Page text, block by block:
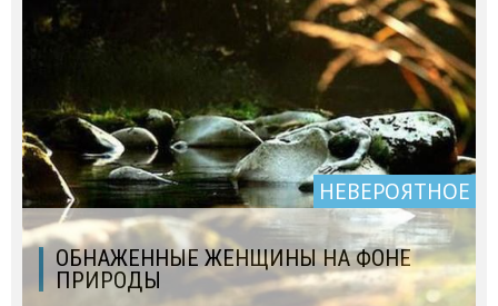
НЕВЕРОЯТНОЕ
ОБНАЖЕННЫЕ ЖЕНЩИНЫ НА ФОНЕ
ПРИРОДЫ